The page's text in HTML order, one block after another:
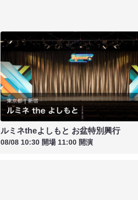
ルミネtheよしもと お盆特別興行
08/08 10:30 開場 11:00 開演